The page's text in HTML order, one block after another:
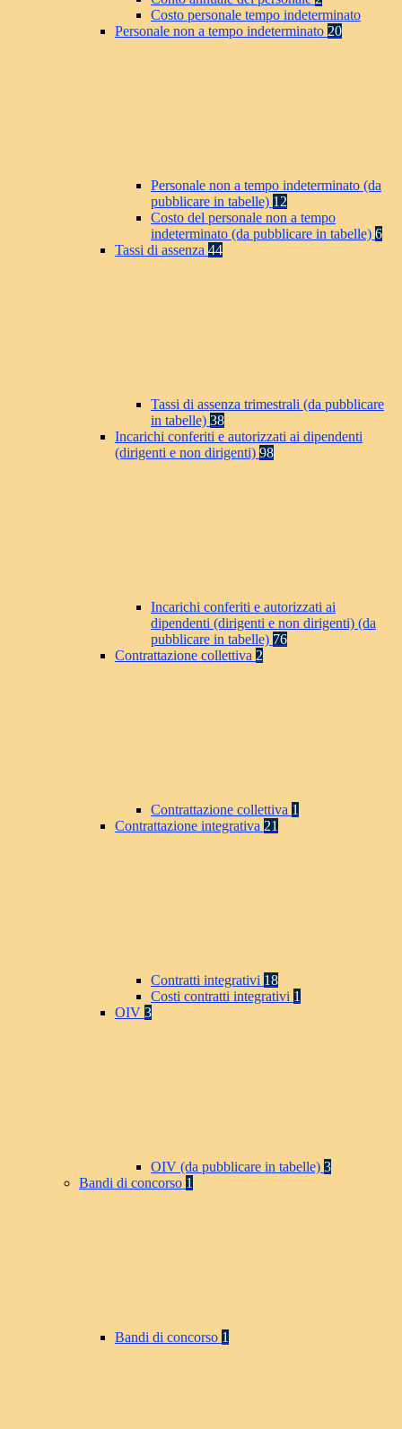
Costo personale tempo indeterminato
Personale non a tempo indeterminato 20
Personale non a tempo indeterminato (da
pubblicare in tabelle) 12
Costo del personale non a tempo
indeterminato (da pubblicare in tabelle) 6
Tassi di assenza 44
Tassi di assenza trimestrali (da pubblicare
in tabelle) 38
Incarichi conferiti e autorizzati ai dipendenti
(dirigenti e non dirigenti) 98
Incarichi conferiti e autorizzati ai
dipendenti (dirigenti e non dirigenti) (da
pubblicare in tabelle) 76
Contrattazione collettiva 2
Contrattazione collettiva 1
Contrattazione integrativa 21
Contratti integrativi 18
Costi contratti integrativi 1
OIV 3
OIV (da pubblicare in tabelle) 3
Bandi di concorso 1
Bandi di concorso 1